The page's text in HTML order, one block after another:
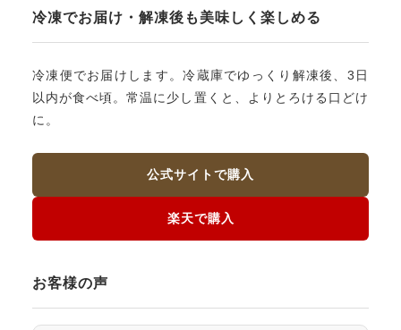
冷凍でお届け・解凍後も美味しく楽しめる
冷凍便でお届けします。冷蔵庫でゆっくり解凍後、3日
以内が食べ頃。常温に少し置くと、よりとろける口どけ
に。
公式サイトで購入
楽天で購入
お客様の声